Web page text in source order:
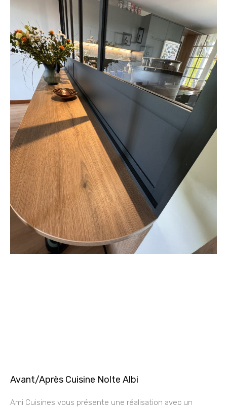
Avant/Après Cuisine Nolte Albi
Ami Cuisines vous présente une réalisation avec un